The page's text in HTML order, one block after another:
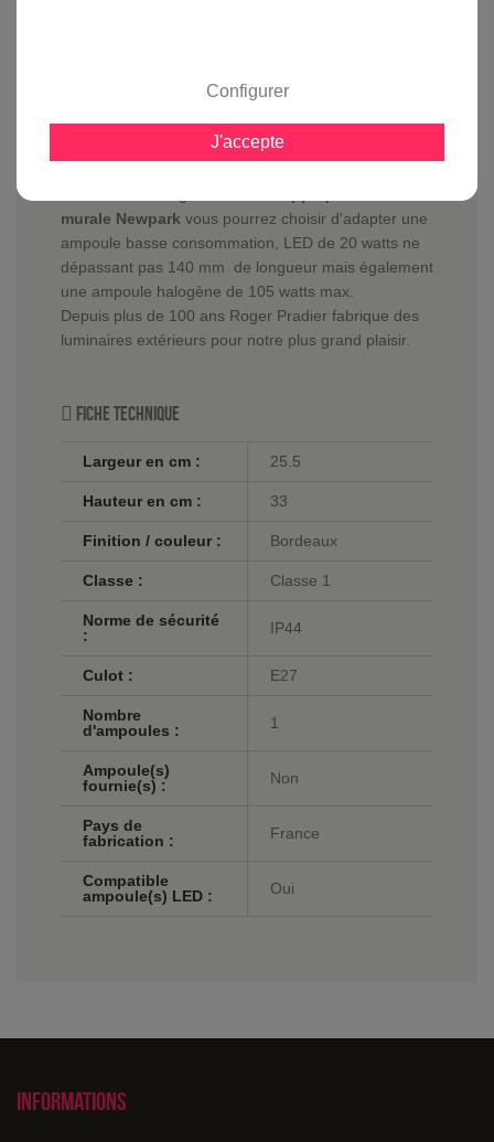
Applique murale Newpark
L'applique murale Newparkest équipée d'un
murale Newpark vous pourrez choisir d'adapter une
ampoule basse consommation, LED de 20 watts ne
dépassant pas 140 mm de longueur mais également
une ampoule halogène de 105 watts max.
Depuis plus de 100 ans Roger Pradier fabrique des
luminaires extérieurs pour notre plus grand plaisir.
Fiche technique
Largeur en cm : 25.5
Hauteur en cm : 33
Finition / couleur : Bordeaux
Classe : Classe 1
Norme de sécurité
:
IP44
Culot : E27
Nombre
d'ampoules :
1
Ampoule(s)
fournie(s) :
Non
Pays de
fabrication :
France
Compatible
ampoule(s) LED :
Oui
Informations
Configurer
J'accepte